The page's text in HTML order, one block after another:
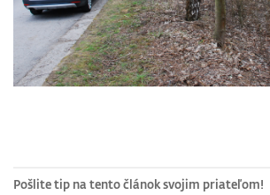
Pošlite tip na tento článok svojim priateľom!